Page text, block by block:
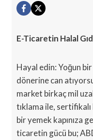
E-Ticaretin Halal
Hayal edin: Yoğun
dönerine can
market birkaç mil
tıklama ile,
bir yemek kapınıza
ticaretin gücü bu;